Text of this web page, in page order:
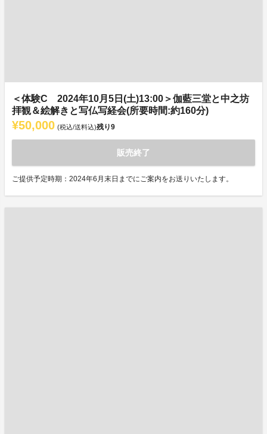
＜体験C 2024年10月5日(土)13:00＞伽藍三堂と中之坊
拝観＆絵解きと写仏写経会(所要時間:約160分)
¥50,000 (税込/送料込)残り9
販売終了
ご提供予定時期：2024年6月末日までにご案内をお送りいたします。